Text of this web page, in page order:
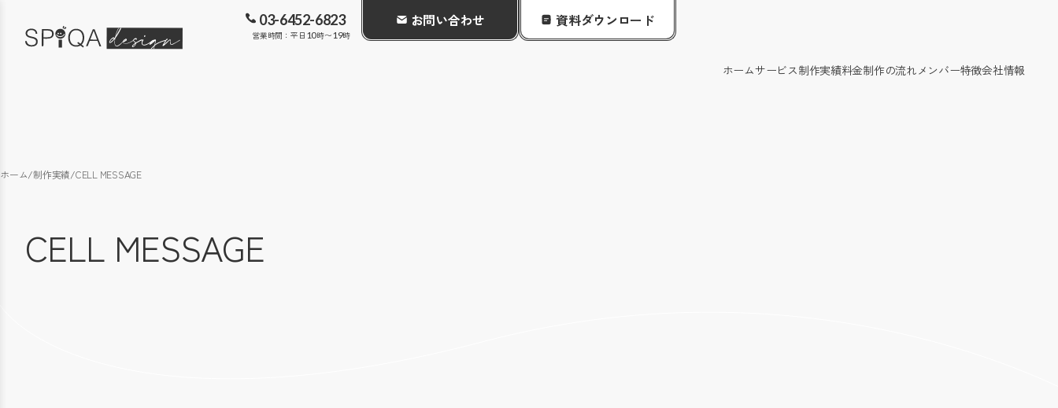
03-6452-6823
営業時間：平日 10時〜19時
お問い合わせ 資料ダウンロード
ホームサービス制作実績料金制作の流れメンバー特徴会社情報
ホーム/制作実績/CELL MESSAGE
CELL MESSAGE